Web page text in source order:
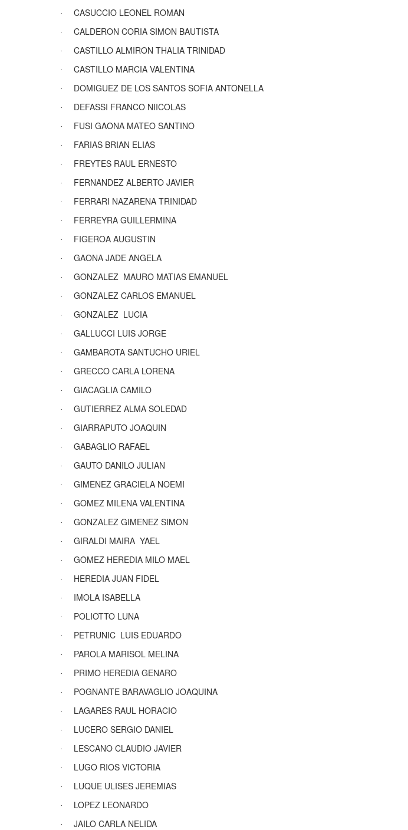
· CASUCCIO LEONEL ROMAN
· CALDERON CORIA SIMON BAUTISTA
· CASTILLO ALMIRON THALIA TRINIDAD
· CASTILLO MARCIA VALENTINA
· DOMIGUEZ DE LOS SANTOS SOFIA ANTONELLA
· DEFASSI FRANCO NIICOLAS
· FUSI GAONA MATEO SANTINO
· FARIAS BRIAN ELIAS
· FREYTES RAUL ERNESTO
· FERNANDEZ ALBERTO JAVIER
· FERRARI NAZARENA TRINIDAD
· FERREYRA GUILLERMINA
· FIGEROA AUGUSTIN
· GAONA JADE ANGELA
· GONZALEZ MAURO MATIAS EMANUEL
· GONZALEZ CARLOS EMANUEL
· GONZALEZ LUCIA
· GALLUCCI LUIS JORGE
· GAMBAROTA SANTUCHO URIEL
· GRECCO CARLA LORENA
· GIACAGLIA CAMILO
· GUTIERREZ ALMA SOLEDAD
· GIARRAPUTO JOAQUIN
· GABAGLIO RAFAEL
· GAUTO DANILO JULIAN
· GIMENEZ GRACIELA NOEMI
· GOMEZ MILENA VALENTINA
· GONZALEZ GIMENEZ SIMON
· GIRALDI MAIRA YAEL
· GOMEZ HEREDIA MILO MAEL
· HEREDIA JUAN FIDEL
· IMOLA ISABELLA
· POLIOTTO LUNA
· PETRUNIC LUIS EDUARDO
· PAROLA MARISOL MELINA
· PRIMO HEREDIA GENARO
· POGNANTE BARAVAGLIO JOAQUINA
· LAGARES RAUL HORACIO
· LUCERO SERGIO DANIEL
· LESCANO CLAUDIO JAVIER
· LUGO RIOS VICTORIA
· LUQUE ULISES JEREMIAS
· LOPEZ LEONARDO
· JAILO CARLA NELIDA